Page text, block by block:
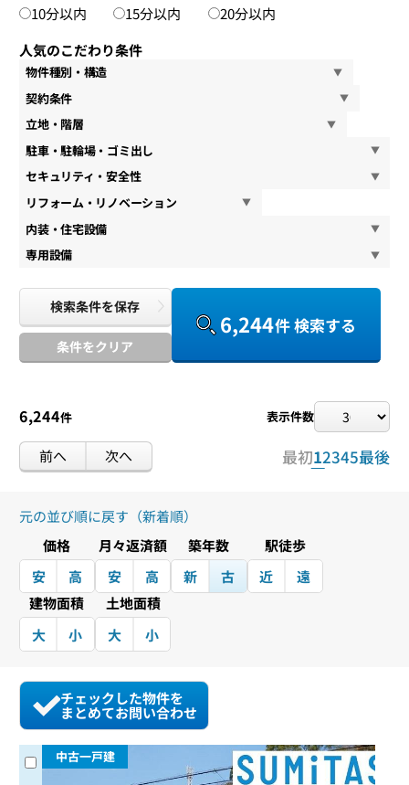
10分以内
15分以内
20分以内
人気のこだわり条件
物件種別・構造
契約条件
立地・階層
駐車・駐輪場・ゴミ出し
セキュリティ・安全性
リフォーム・リノベーション
内装・住宅設備
専用設備
検索条件を保存
条件をクリア
6,244件 検索する
6,244件 表示件数
前へ 次へ 最初12345最後
元の並び順に戻す（新着順）
価格
安
高
月々返済額
安
高
築年数
新
古
駅徒歩
近
遠
建物面積
大
小
土地面積
大
小
チェックした物件を
まとめてお問い合わせ
中古一戸建